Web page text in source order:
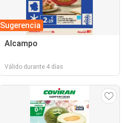
Sugerencia
Alcampo
Válido durante 4 días